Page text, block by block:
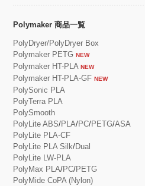
Polymaker 商品一覧
PolyDryer/PolyDryer Box
Polymaker PETG NEW
Polymaker HT-PLA NEW
Polymaker HT-PLA-GF NEW
PolySonic PLA
PolyTerra PLA
PolySmooth
PolyLite ABS/PLA/PC/PETG/ASA
PolyLite PLA-CF
PolyLite PLA Silk/Dual
PolyLite LW-PLA
PolyMax PLA/PC/PETG
PolyMide CoPA (Nylon)